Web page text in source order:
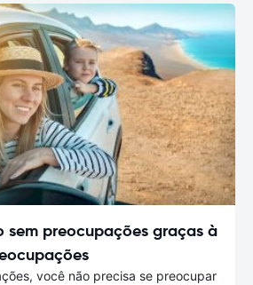
sem preocupações graças à
você não precisa se preocupar